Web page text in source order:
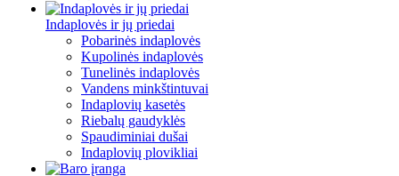
Indaplovės ir jų priedai
Pobarinės indaplovės
Kupolinės indaplovės
Tunelinės indaplovės
Vandens minkštintuvai
Indaplovių kasetės
Riebalų gaudyklės
Spaudiminiai dušai
Indaplovių plovikliai